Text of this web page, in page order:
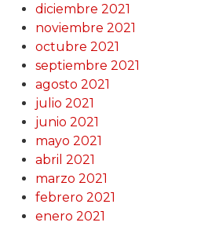
diciembre 2021
noviembre 2021
octubre 2021
septiembre 2021
agosto 2021
julio 2021
junio 2021
mayo 2021
abril 2021
marzo 2021
febrero 2021
enero 2021